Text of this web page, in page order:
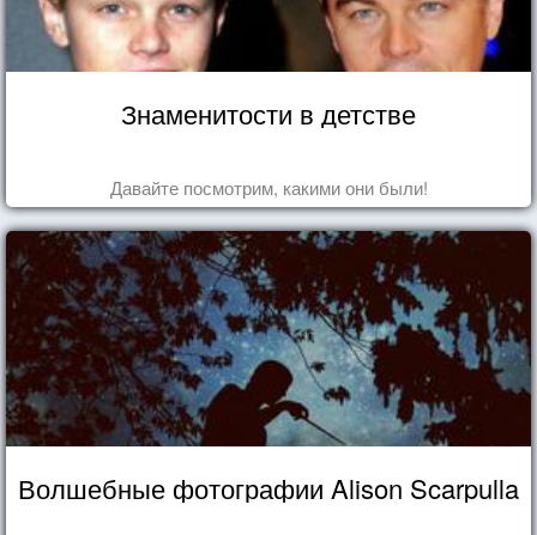
Знаменитости в детстве
Давайте посмотрим, какими они были!
Волшебные фотографии Alison Scarpulla